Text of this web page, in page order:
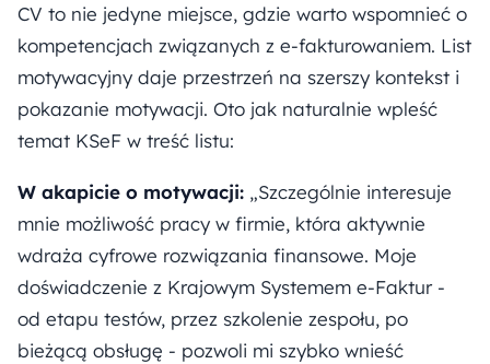
CV to nie jedyne miejsce, gdzie warto wspomnieć o
kompetencjach związanych z e-fakturowaniem. List
motywacyjny daje przestrzeń na szerszy kontekst i
pokazanie motywacji. Oto jak naturalnie wpleść
temat KSeF w treść listu:
W akapicie o motywacji: „Szczególnie interesuje
mnie możliwość pracy w firmie, która aktywnie
wdraża cyfrowe rozwiązania finansowe. Moje
doświadczenie z Krajowym Systemem e-Faktur -
od etapu testów, przez szkolenie zespołu, po
bieżącą obsługę - pozwoli mi szybko wnieść